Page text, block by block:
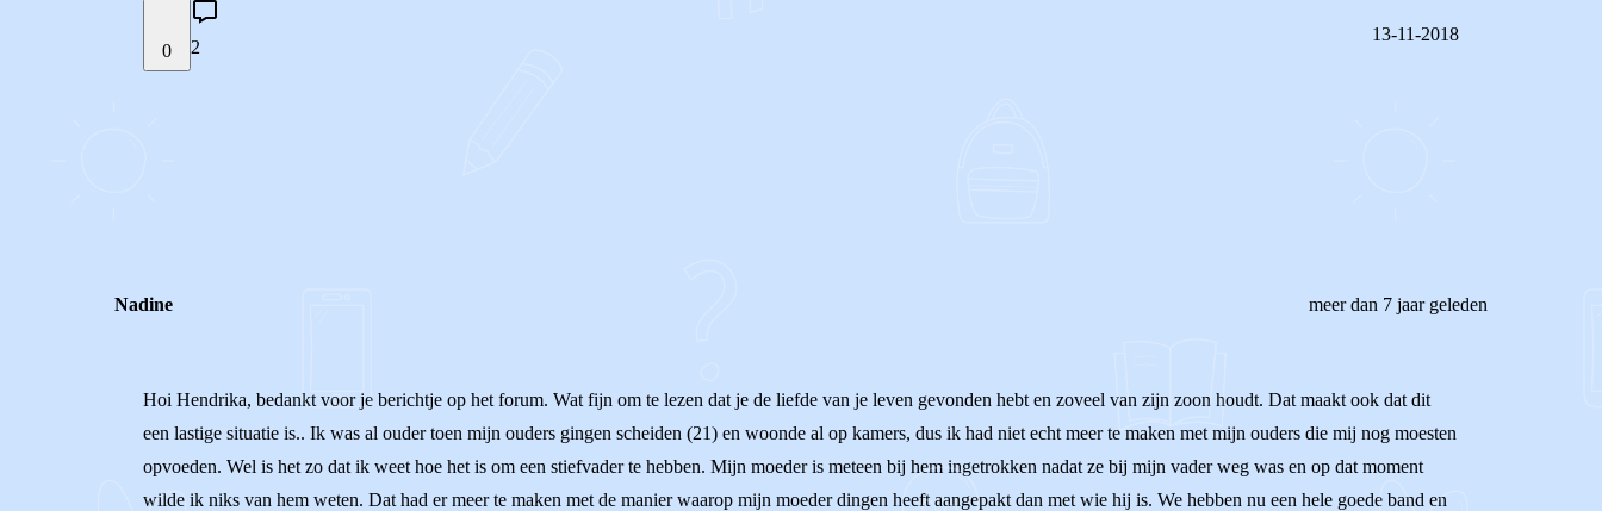
0 2
13-11-2018
Nadine meer dan 7 jaar geleden
Hoi Hendrika, bedankt voor je berichtje op het forum. Wat fijn om te lezen dat je de liefde van je leven gevonden hebt en zoveel van zijn zoon houdt. Dat maakt ook dat dit
een lastige situatie is.. Ik was al ouder toen mijn ouders gingen scheiden (21) en woonde al op kamers, dus ik had niet echt meer te maken met mijn ouders die mij nog moesten
opvoeden. Wel is het zo dat ik weet hoe het is om een stiefvader te hebben. Mijn moeder is meteen bij hem ingetrokken nadat ze bij mijn vader weg was en op dat moment
wilde ik niks van hem weten. Dat had er meer te maken met de manier waarop mijn moeder dingen heeft aangepakt dan met wie hij is. We hebben nu een hele goede band en